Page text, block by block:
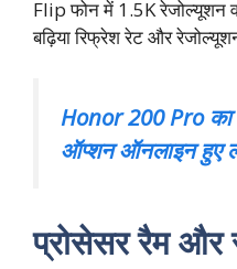
Flip फोन में 1.5K रेजोल्यूशन
बढ़िया रिफ्रेश रेट और रेजोल्यूशन
Honor 200 Pro
ऑप्शन ऑनलाइन हुए
प्रोसेसर रैम और